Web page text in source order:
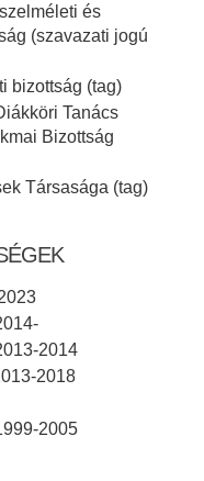
és
(szavazati jogú
bizottság (tag)
Tanács
Bizottság
Társasága (tag)
2014
2018
2005